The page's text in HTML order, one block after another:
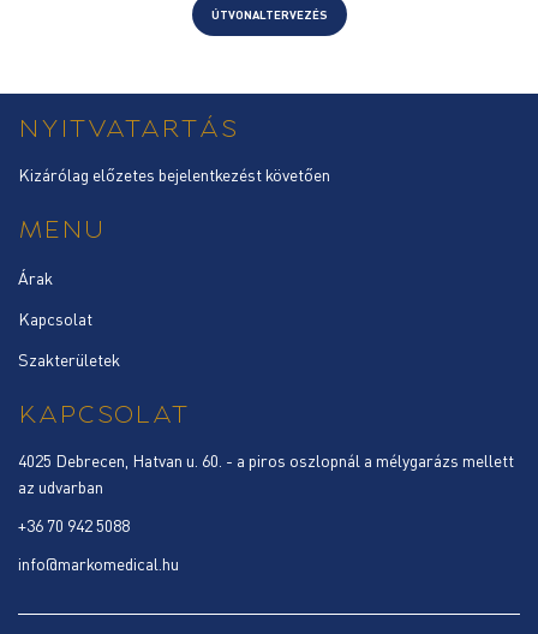
ÚTVONALTERVEZÉS
NYITVATARTÁS
Kizárólag előzetes bejelentkezést követően
MENU
Árak
Kapcsolat
Szakterületek
KAPCSOLAT
4025 Debrecen, Hatvan u. 60. - a piros oszlopnál a mélygarázs mellett
az udvarban
+36 70 942 5088
info@markomedical.hu